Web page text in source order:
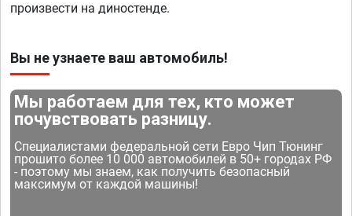
произвести на диностенде.
Вы не узнаете ваш автомобиль!
Мы работаем для тех, кто может
почувствовать разницу.
Специалистами федеральной сети Евро Чип Тюнинг
прошито более 10 000 автомобилей в 50+ городах РФ
- поэтому мы знаем, как получить безопасный
максимум от каждой машины!